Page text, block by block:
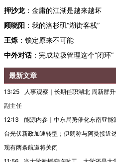
HYROX的吸金
什么让中产们甘
找虐”？
马航飞行员跨国走私
粒摇头丸 尿检体内含
毒品
走进第四届链博
数智科技“链”接产
有意思的生活方式·
押沙龙 ： 金庸的江湖是越来越坏
顾晓阳 ： 我的洛杉矶“湖街客栈”
王烁 ： 锁定原来不可能
中外对话： 完成垃圾管理这个“闭环”
最新文章
13:25
人事观察｜长期任职湖北 周新群
副主任
12:13
能源内参｜中东局势催化东南亚能
台光伏新政加速转型；伊朗称与阿曼接近
现有两条航道将关闭